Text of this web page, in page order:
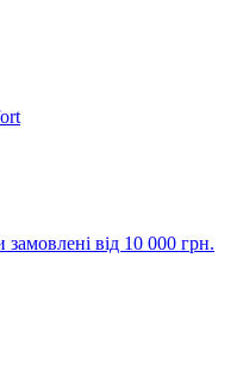
від 10 000 грн.